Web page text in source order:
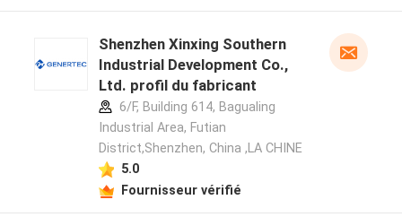
Shenzhen Xinxing Southern
Industrial Development Co.,
Ltd. profil du fabricant
6/F, Building 614, Bagualing
Industrial Area, Futian
District,Shenzhen, China ,LA CHINE
5.0
Fournisseur vérifié